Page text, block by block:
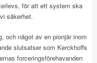
för att ett system ska
säkerhet.
och något av en pionjär inom
slutsatser som Kerckhoffs
forceringsförehavanden